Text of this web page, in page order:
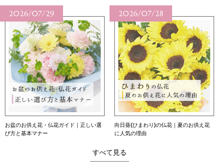
2026/07/29
お盆のお供え花・仏花ガイド｜正しい選
び方と基本マナー
2026/07/28
向日葵(ひまわり)の仏花｜夏のお供え花
に人気の理由
すべて見る